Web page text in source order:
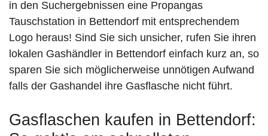
in den Suchergebnissen eine Propangas
Tauschstation in Bettendorf mit entsprechendem
Logo heraus! Sind Sie sich unsicher, rufen Sie ihren
lokalen Gashändler in Bettendorf einfach kurz an, so
sparen Sie sich möglicherweise unnötigen Aufwand
falls der Gashandel ihre Gasflasche nicht führt.
Gasflaschen kaufen in Bettendorf: